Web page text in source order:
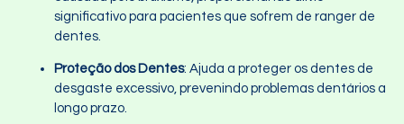
significativo para pacientes que sofrem de ranger de
dentes.
Proteção dos Dentes: Ajuda a proteger os dentes de
desgaste excessivo, prevenindo problemas dentários a
longo prazo.